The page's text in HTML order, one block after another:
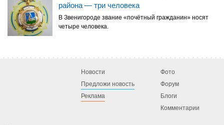
района — три человека
В Звенигороде звание «почётный гражданин» носят
четыре человека.
Новости
Предложи новость
Реклама
Фото
Форум
Блоги
Комментарии